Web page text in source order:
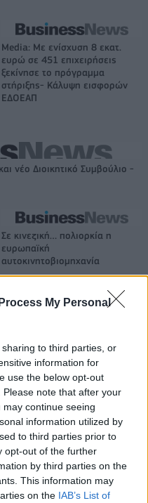
My Personal
to third parties, or
information for
use the below opt-out
note that after your
continue seeing
information utilized by
to third parties prior to
opt-out of the further
by third parties on the
This information may
on the IAB’s List of
Media: Με ενίσχυση 8 εκατ.
ευρώ σε 451 επιχειρήσεις
ξεκίνησε το πρόγραμμα
στήριξης- Κάλυψη εισφορών
ΕΔΟΕΑΠ
νέο Διοικητικό Συμβούλιο -
Σε κινεζική… πολιορκία η
ευρωπαϊκή
αυτοκινητοβιομηχανία
της αποδοτικότητας
Γιαννακόπουλος: «Όταν σου
ρίχνουν μια πέτρα, τους
καταστρέφεις» (vid)
τον Ιούλιο